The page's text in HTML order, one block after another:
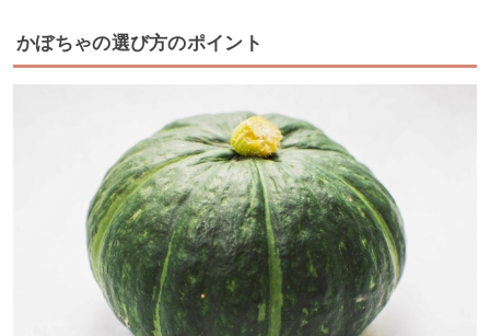
かぼちゃの選び方のポイント